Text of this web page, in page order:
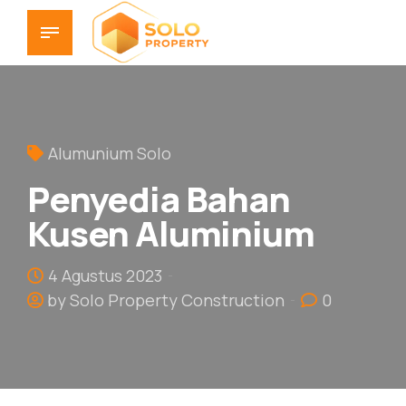
Alumunium Solo
Penyedia Bahan
Kusen Aluminium
4 Agustus 2023
by Solo Property Construction
0